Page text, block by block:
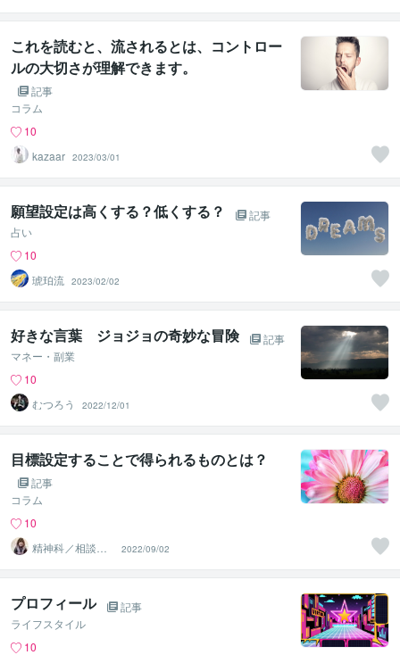
これを読むと、流されるとは、コントロー
ルの大切さが理解できます。
記事
コラム
10
kazaar 2023/03/01
願望設定は高くする？低くする？
記事
占い
10
琥珀流 2023/02/02
好きな言葉 ジョジョの奇妙な冒険
記事
マネー・副業
10
むつろう
2022/12/01
目標設定することで得られるものとは？
記事
コラム
10
精神科／相談員
＊ 峰川みゆう
2022/09/02
プロフィール
記事
ライフスタイル
10